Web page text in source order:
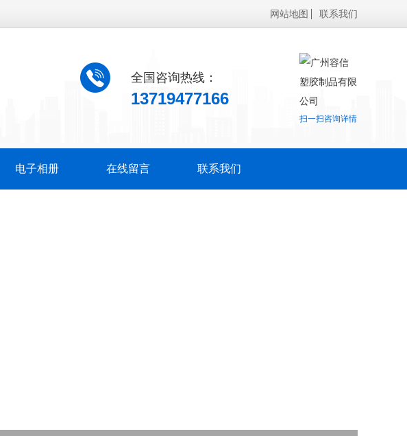
网站地图 联系我们
扫一扫咨询详情
全国咨询热线：
13719477166
电子相册 在线留言 联系我们